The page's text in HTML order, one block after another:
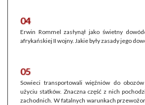
04
Erwin Rommel zasłynął jako świetny
afrykańskiej II wojny. Jakie były zasady jego
05
Sowieci transportowali więźniów do
użyciu statków. Znaczna część z nich
zachodnich. W fatalnych warunkach